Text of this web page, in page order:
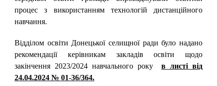
процес з використанням технологій дистанційного
навчання.
Відділом освіти Донецької селищної ради було надано
рекомендації керівникам закладів освіти щодо
закінчення 2023/2024 навчального рокув листі від
24.04.2024 № 01-36/364.